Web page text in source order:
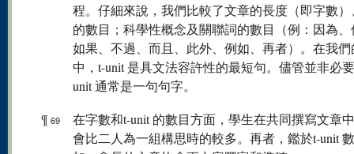
程。仔細來說，我們比較了文章的長度（即字數）
的數目；科學性概念及關聯詞的數目（例：因為
如果、不過、而且、此外、例如、再者）。在我
中，t-unit 是具文法容許性的最短句。儘管並非必
unit 通常是一句句字。
¶ 69
在字數和t-unit 的數目方面，學生在共同撰寫文章
會比二人為一組構思時的較多。再者，鑑於t-unit